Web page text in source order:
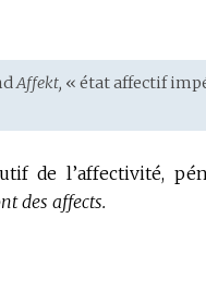
Affekt, « état affectif
de l’affectivité,
des affects.